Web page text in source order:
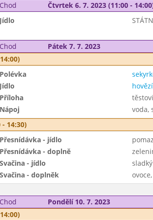
Chod Čtvrtek 6. 7. 2023 (11:00 -
Jídlo
Chod Pátek 7. 7. 2023
Polévka
Jídlo
Příloha
Nápoj
voda,
- 14:30)
Přesnídávka - jídlo
Přesnídávka - doplně
Svačina - jídlo
Svačina - doplněk
Chod Pondělí 10. 7. 2023